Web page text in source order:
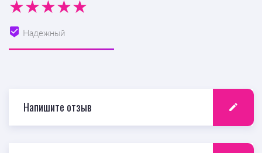
Надежный
Напишите отзыв